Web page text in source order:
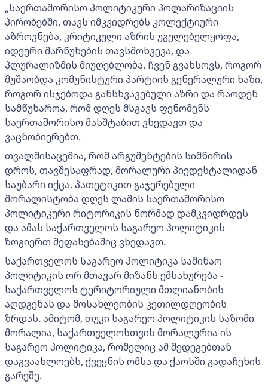
„საერთაშორისო პოლიტიკური პოლარიზაციის
პირობებში, თავს იმკვიდრებს კოლექტიური
აზროვნება, კრიტიკული აზრის უგულებელყოფა,
იდეური მარწუხების თავსმოხვევა, და
პლურალიზმის მიუღებლობა. ჩვენ გვახსოვს, როგორ
მუშაობდა კომუნისტური პარტიის გენერალური ხაზი,
როგორ ისჯებოდა განსხვავებული აზრი და რაოდენ
სამწუხაროა, რომ დღეს მსგავს ფენომენს
საერთაშორისო მასშტაბით ვხედავთ და
ვაცნობიერებთ.
თვალშისაცემია, რომ არგუმენტების სიმწირის
დროს, თავშესაფრად, მორალური პიედესტალიდან
საუბარი იქცა. პათეტიკით გაჯერებული
მორალისტობა დღეს ლამის საერთაშორისო
პოლიტიკური რიტორიკის ნორმად დამკვიდრდეს
და ამას საქართველოს საგარეო პოლიტიკის
ზოგიერთ შეფასებაშიც ვხედავთ.
საქართველოს საგარეო პოლიტიკა საშინაო
პოლიტიკის ორ მთავარ მიზანს ემსახურება -
საქართველოს ტერიტორიული მთლიანობის
აღდგენას და მოსახლეობის კეთილდღეობის
ზრდას. ამიტომ, თუკი საგარეო პოლიტიკის საზომი
მორალია, საქართველოსთვის მორალურია ის
საგარეო პოლიტიკა, რომელიც ამ შედეგებთან
დაგვაახლოებს, ქვეყნის ომსა და ქაოსში გადაჩეხის
გარეშე.